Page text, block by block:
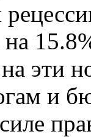
эти
и